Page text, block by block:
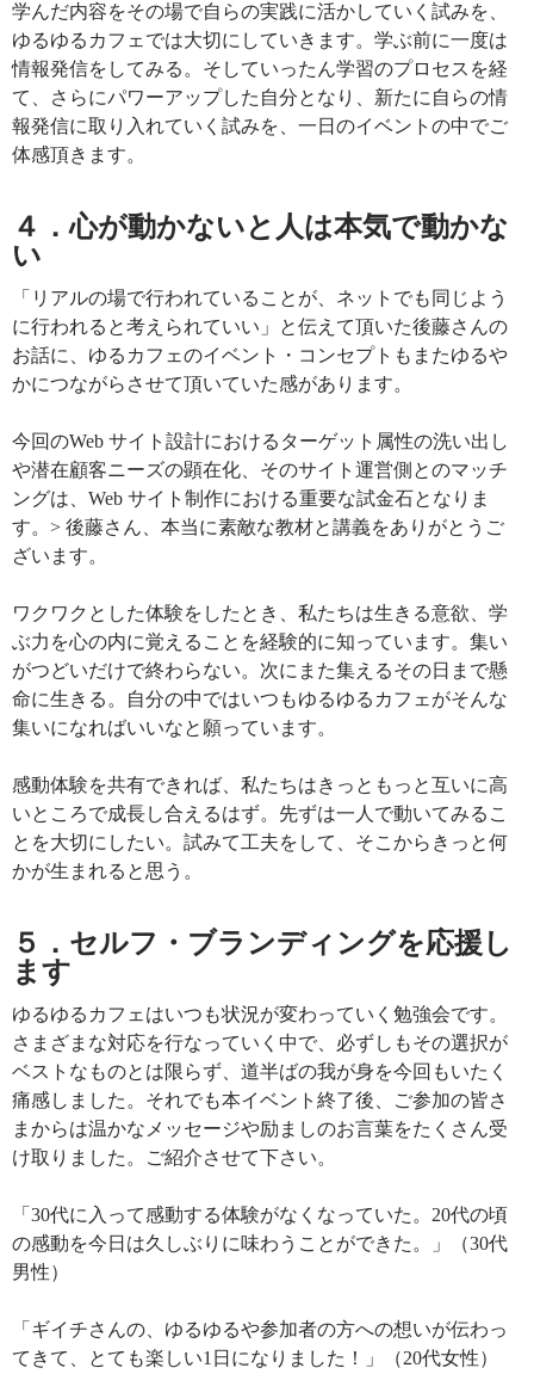
学んだ内容をその場で自らの実践に活かしていく試みを、
ゆるゆるカフェでは大切にしていきます。学ぶ前に一度は
情報発信をしてみる。そしていったん学習のプロセスを経
て、さらにパワーアップした自分となり、新たに自らの情
報発信に取り入れていく試みを、一日のイベントの中でご
体感頂きます。
４．心が動かないと人は本気で動かな
い
「リアルの場で行われていることが、ネットでも同じよう
に行われると考えられていい」と伝えて頂いた後藤さんの
お話に、ゆるカフェのイベント・コンセプトもまたゆるや
かにつながらさせて頂いていた感があります。
今回のWeb サイト設計におけるターゲット属性の洗い出し
や潜在顧客ニーズの顕在化、そのサイト運営側とのマッチ
ングは、Web サイト制作における重要な試金石となりま
す。> 後藤さん、本当に素敵な教材と講義をありがとうご
ざいます。
ワクワクとした体験をしたとき、私たちは生きる意欲、学
ぶ力を心の内に覚えることを経験的に知っています。集い
がつどいだけで終わらない。次にまた集えるその日まで懸
命に生きる。自分の中ではいつもゆるゆるカフェがそんな
集いになればいいなと願っています。
感動体験を共有できれば、私たちはきっともっと互いに高
いところで成長し合えるはず。先ずは一人で動いてみるこ
とを大切にしたい。試みて工夫をして、そこからきっと何
かが生まれると思う。
５．セルフ・ブランディングを応援し
ます
ゆるゆるカフェはいつも状況が変わっていく勉強会です。
さまざまな対応を行なっていく中で、必ずしもその選択が
ベストなものとは限らず、道半ばの我が身を今回もいたく
痛感しました。それでも本イベント終了後、ご参加の皆さ
まからは温かなメッセージや励ましのお言葉をたくさん受
け取りました。ご紹介させて下さい。
「30代に入って感動する体験がなくなっていた。20代の頃
の感動を今日は久しぶりに味わうことができた。」（30代
男性）
「ギイチさんの、ゆるゆるや参加者の方への想いが伝わっ
てきて、とても楽しい1日になりました！」（20代女性）